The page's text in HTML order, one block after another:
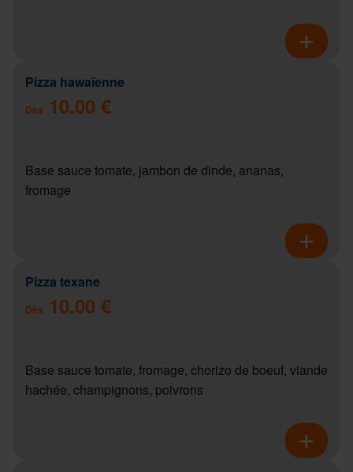
Pizza hawaïenne
Dès 10.00 €
Base sauce tomate, jambon de dinde, ananas,
fromage
Pizza texane
Dès 10.00 €
Base sauce tomate, fromage, chorizo de boeuf, viande
hachée, champignons, poivrons